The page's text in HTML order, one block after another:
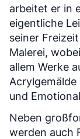
arbeitet er in
eigentliche
seiner
Malerei,
allem Werke
und
Neben
werden auch